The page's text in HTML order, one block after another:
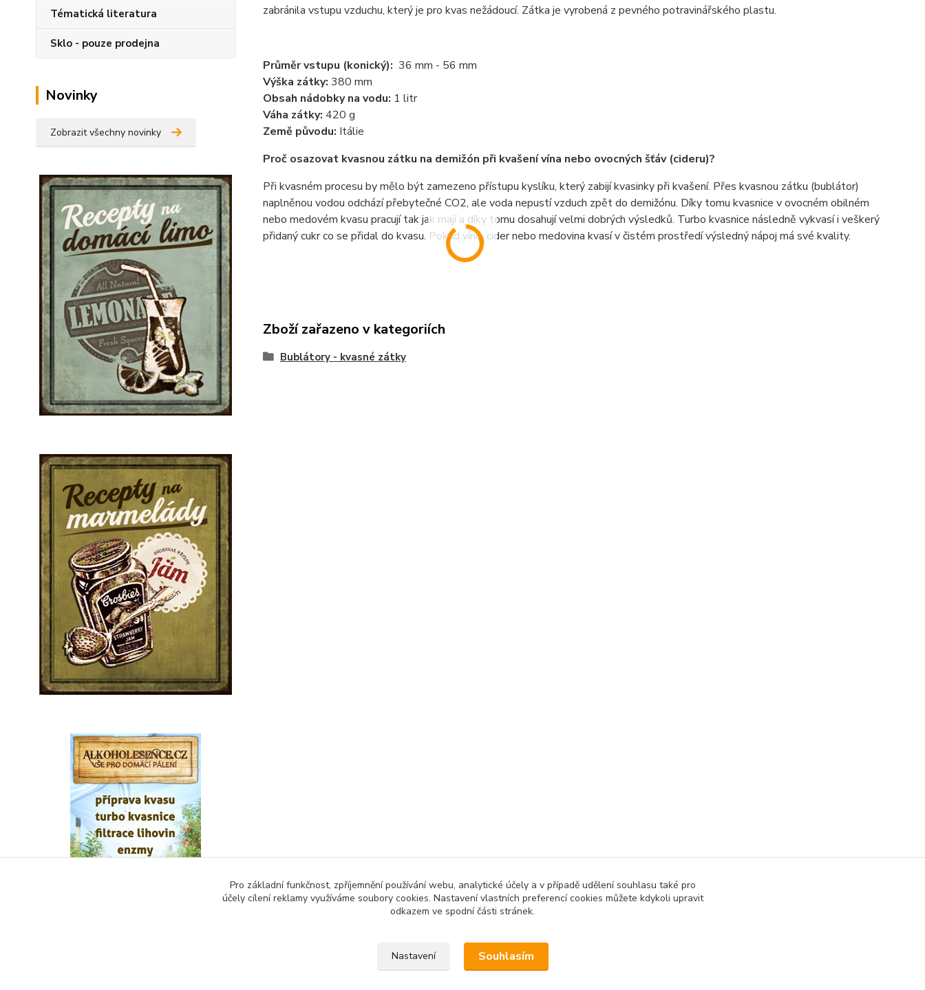
Tématická literatura
Sklo - pouze prodejna
Novinky
Zobrazit všechny novinky
zabránila vstupu vzduchu, který je pro kvas nežádoucí. Zátka je vyrobená z pevného potravinářského plastu.
Průměr vstupu (konický): 36 mm - 56 mm
Výška zátky: 380 mm
Obsah nádobky na vodu: 1 litr
Váha zátky: 420 g
Země původu: Itálie
Proč osazovat kvasnou zátku na demižón při kvašení vína nebo ovocných šťáv (cideru)?
Při kvasném procesu by mělo být zamezeno přístupu kyslíku, který zabijí kvasinky při kvašení. Přes kvasnou zátku (bublátor)
naplněnou vodou odchází přebytečné CO2, ale voda nepustí vzduch zpět do demižónu. Díky tomu kvasnice v ovocném obilném
nebo medovém kvasu pracují tak jak mají a díky tomu dosahují velmi dobrých výsledků. Turbo kvasnice následně vykvasí i veškerý
přidaný cukr co se přidal do kvasu. Pokud víno, cider nebo medovina kvasí v čistém prostředí výsledný nápoj má své kvality.
Zboží zařazeno v kategoriích
Bublátory - kvasné zátky
Pro základní funkčnost, zpříjemnění používání webu, analytické účely a v případě udělení souhlasu také pro
účely cílení reklamy využíváme soubory cookies. Nastavení vlastních preferencí cookies můžete kdykoli upravit
odkazem ve spodní části stránek.
Nastavení Souhlasím